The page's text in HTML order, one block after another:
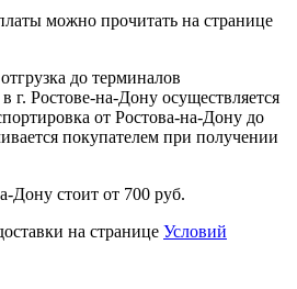
можно прочитать на странице
до терминалов
г. Ростове-на-Дону осуществляется
от Ростова-на-Дону до
покупателем при получении
Дону стоит от 700 руб.
на странице Условий